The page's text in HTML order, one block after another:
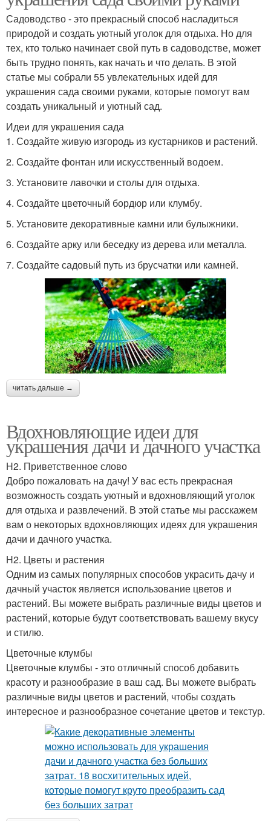
Садоводство - это прекрасный способ насладиться
природой и создать уютный уголок для отдыха. Но для
тех, кто только начинает свой путь в садоводстве, может
быть трудно понять, как начать и что делать. В этой
статье мы собрали 55 увлекательных идей для
украшения сада своими руками, которые помогут вам
создать уникальный и уютный сад.
Идеи для украшения сада
1. Создайте живую изгородь из кустарников и растений.
2. Создайте фонтан или искусственный водоем.
3. Установите лавочки и столы для отдыха.
4. Создайте цветочный бордюр или клумбу.
5. Установите декоративные камни или булыжники.
6. Создайте арку или беседку из дерева или металла.
7. Создайте садовый путь из брусчатки или камней.
читать дальше →
Вдохновляющие идеи для
украшения дачи и дачного участка
H2. Приветственное слово
Добро пожаловать на дачу! У вас есть прекрасная
возможность создать уютный и вдохновляющий уголок
для отдыха и развлечений. В этой статье мы расскажем
вам о некоторых вдохновляющих идеях для украшения
дачи и дачного участка.
H2. Цветы и растения
Одним из самых популярных способов украсить дачу и
дачный участок является использование цветов и
растений. Вы можете выбрать различные виды цветов и
растений, которые будут соответствовать вашему вкусу
и стилю.
Цветочные клумбы
Цветочные клумбы - это отличный способ добавить
красоту и разнообразие в ваш сад. Вы можете выбрать
различные виды цветов и растений, чтобы создать
интересное и разнообразное сочетание цветов и текстур.